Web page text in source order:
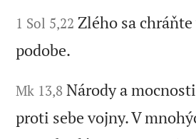
1 Sol 5,22 Zlého sa
podobe.
Mk 13,8 Národy a
proti sebe vojny. V